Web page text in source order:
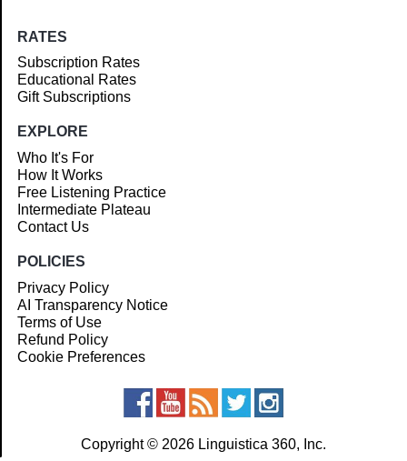
RATES
Subscription Rates
Educational Rates
Gift Subscriptions
EXPLORE
Who It's For
How It Works
Free Listening Practice
Intermediate Plateau
Contact Us
POLICIES
Privacy Policy
AI Transparency Notice
Terms of Use
Refund Policy
Cookie Preferences
Copyright © 2026 Linguistica 360, Inc.